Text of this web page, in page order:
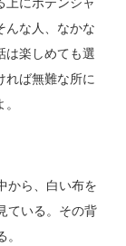
んな人、なかな
は楽しめても選
れば無難な所に
から、白い布を
ている。その背